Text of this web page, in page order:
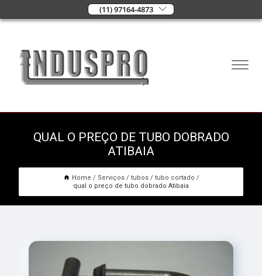
(11) 97164-4873
QUAL O PREÇO DE TUBO DOBRADO
ATIBAIA
Home Serviços tubos
tubo cortado
qual o preço de tubo dobrado Atibaia